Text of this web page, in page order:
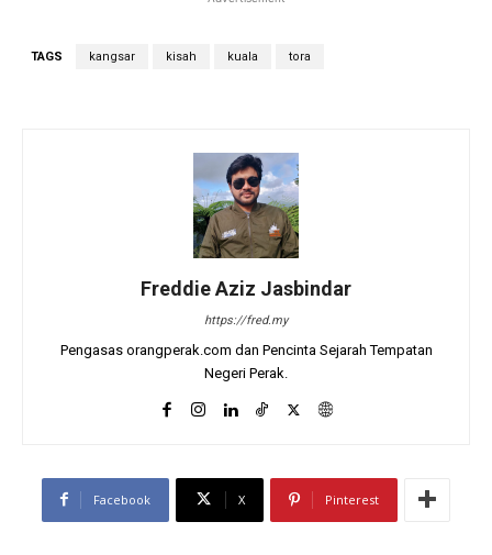
TAGS kangsar kisah kuala tora
Freddie Aziz Jasbindar
https://fred.my
Pengasas orangperak.com dan Pencinta Sejarah Tempatan
Negeri Perak.
Facebook X Pinterest